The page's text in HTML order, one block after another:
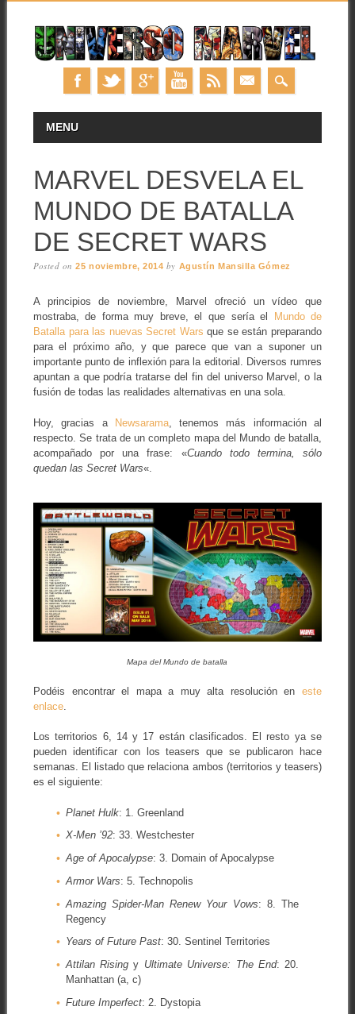
MAIN MENU
MENU
MARVEL DESVELA EL
MUNDO DE BATALLA
DE SECRET WARS
Posted on25 noviembre, 2014 by Agustín Mansilla Gómez
A principios de noviembre, Marvel ofreció un vídeo que
mostraba, de forma muy breve, el que sería el
Mundo de
Batalla para las nuevas Secret Wars que se están preparando
para el próximo año, y que parece que van a suponer un
importante punto de inflexión para la editorial. Diversos rumres
apuntan a que podría tratarse del fin del universo Marvel, o la
fusión de todas las realidades alternativas en una sola.
Hoy, gracias a Newsarama, tenemos más información al
respecto. Se trata de un completo mapa del Mundo de batalla,
acompañado por una frase: «Cuando todo termina, sólo
quedan las Secret Wars«.
Mapa del Mundo de batalla
Podéis encontrar el mapa a muy alta resolución eneste
enlace.
Los territorios 6, 14 y 17 están clasificados. El resto ya se
pueden identificar con los teasers que se publicaron hace
semanas. El listado que relaciona ambos (territorios y teasers)
es el siguiente:
Planet Hulk: 1. Greenland
X-Men ’92: 33. Westchester
Age of Apocalypse: 3. Domain of Apocalypse
Armor Wars: 5. Technopolis
Amazing Spider-Man Renew Your Vows: 8. The
Regency
Years of Future Past: 30. Sentinel Territories
Attilan Risingy Ultimate Universe: The End: 20.
Manhattan (a, c)
Future Imperfect: 2. Dystopia